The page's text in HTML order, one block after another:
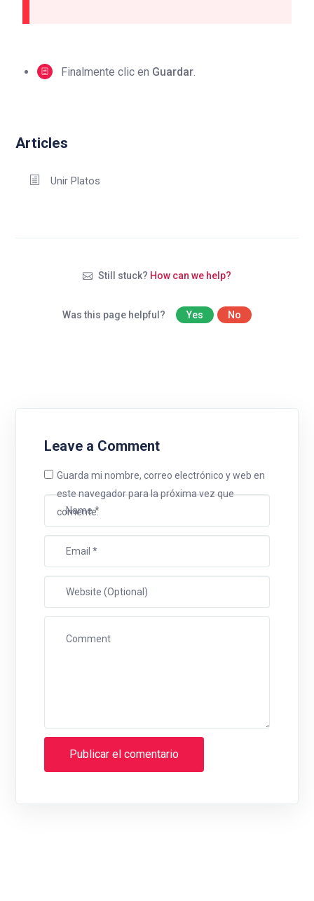
Finalmente clic en Guardar.
Articles
Unir Platos
Still stuck? How can we help?
Was this page helpful? Yes No
Leave a Comment
Guarda mi nombre, correo electrónico y web en
este navegador para la próxima vez que
comente.